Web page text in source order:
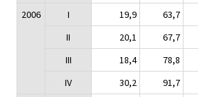
2006
I 19,9 63,7
II
20,1 67,7
III
18,4 78,8
IV
30,2 91,7